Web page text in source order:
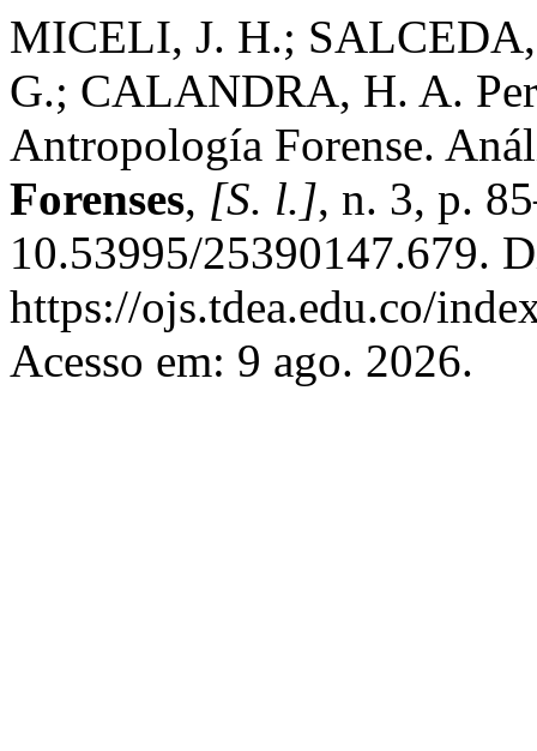
MICELI, J. H.;
G.; CALANDRA, H. A.
Antropología Forense.
Forenses, [S. l.], n. 3, p.
10.53995/25390147.679.
https://ojs.tdea.edu.co/
Acesso em: 9 ago. 2026.